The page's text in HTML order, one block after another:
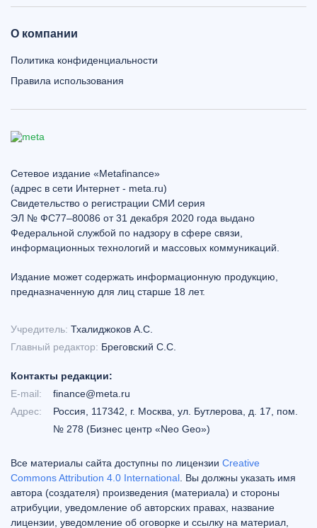
О компании
Политика конфиденциальности
Правила использования
Сетевое издание «Metafinance»
(адрес в сети Интернет - meta.ru)
Свидетельство о регистрации СМИ серия
ЭЛ № ФС77–80086 от 31 декабря 2020 года выдано
Федеральной службой по надзору в сфере связи,
информационных технологий и массовых коммуникаций.
Издание может содержать информационную продукцию,
предназначенную для лиц старше 18 лет.
Учредитель: Тхалиджоков А.С.
Главный редактор: Бреговский С.С.
Контакты редакции:
E-mail:
finance@meta.ru
Адрес:
Россия, 117342, г. Москва, ул. Бутлерова, д. 17, пом.
№ 278 (Бизнес центр «Neo Geo»)
Все материалы сайта доступны по лицензии Creative
Commons Attribution 4.0 International . Вы должны указать имя
автора (создателя) произведения (материала) и стороны
атрибуции, уведомление об авторских правах, название
лицензии, уведомление об оговорке и ссылку на материал,